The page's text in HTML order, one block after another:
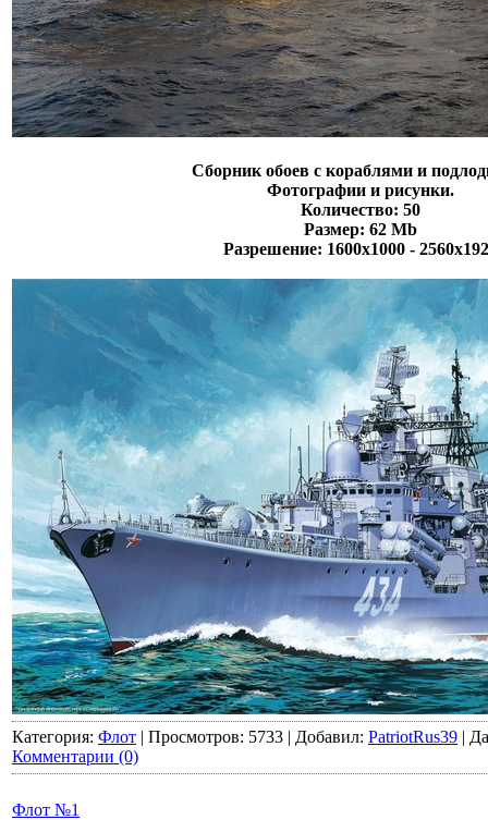
Сборник обоев с кораблями и
Фотографии и рисунки.
Количество: 50
Размер: 62 Mb
Разрешение: 1600x1000 -
Категория: Флот | Просмотров: 5733 | Добавил: PatriotRus39 |
Комментарии (0)
Флот №1